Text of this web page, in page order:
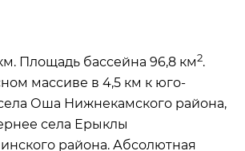
Площадь бассейна 96,8 км2.
массиве в 4,5 км к юго-
Оша Нижнекамского района,
села Ерыклы
района. Абсолютная